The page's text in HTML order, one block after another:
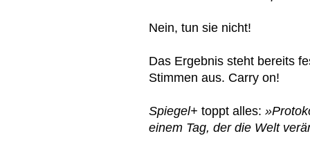
Nein, tun sie nicht!
Das Ergebnis steht bereits
Stimmen aus. Carry on!
Spiegel+ toppt alles:
einem Tag, der die Welt